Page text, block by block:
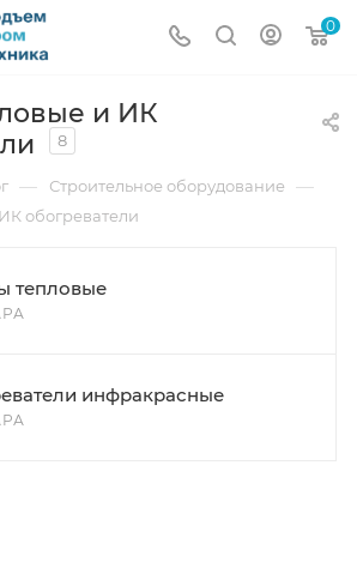
0
и ИК
8
— Строительное оборудование —
обогреватели
тепловые
инфракрасные